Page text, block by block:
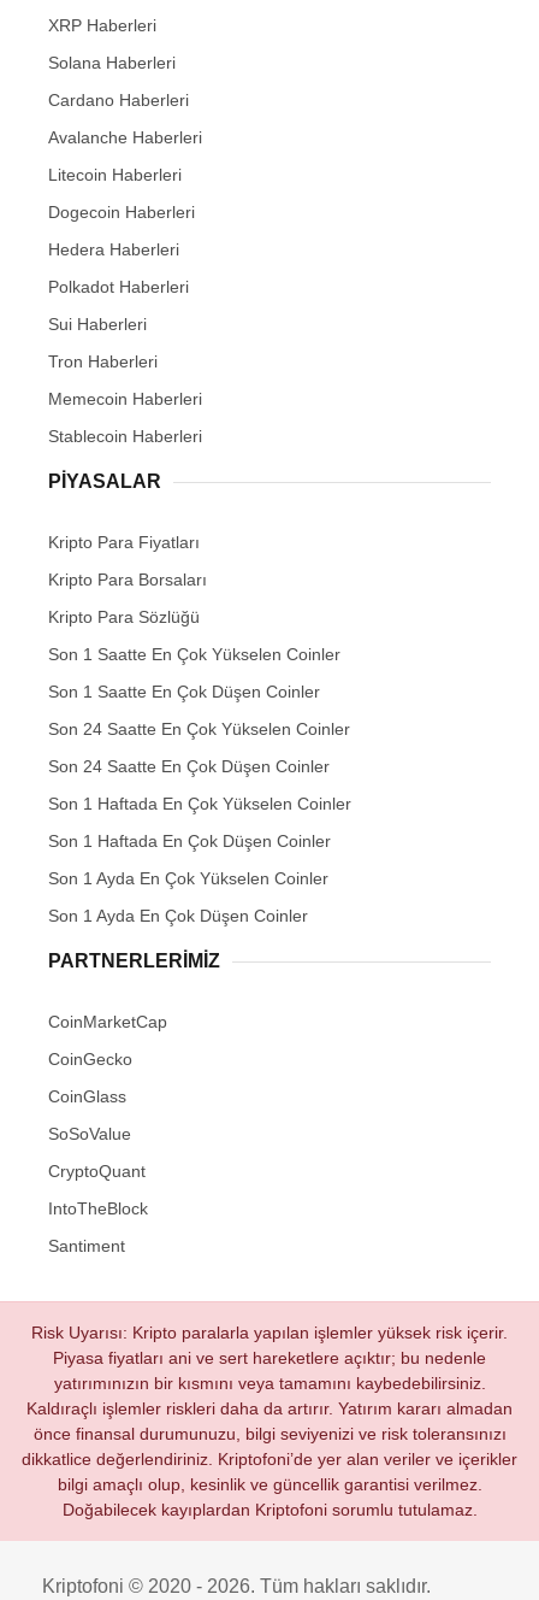
XRP Haberleri
Solana Haberleri
Cardano Haberleri
Avalanche Haberleri
Litecoin Haberleri
Dogecoin Haberleri
Hedera Haberleri
Polkadot Haberleri
Sui Haberleri
Tron Haberleri
Memecoin Haberleri
Stablecoin Haberleri
PIYASALAR
Kripto Para Fiyatları
Kripto Para Borsaları
Kripto Para Sözlüğü
Son 1 Saatte En Çok Yükselen Coinler
Son 1 Saatte En Çok Düşen Coinler
Son 24 Saatte En Çok Yükselen Coinler
Son 24 Saatte En Çok Düşen Coinler
Son 1 Haftada En Çok Yükselen Coinler
Son 1 Haftada En Çok Düşen Coinler
Son 1 Ayda En Çok Yükselen Coinler
Son 1 Ayda En Çok Düşen Coinler
PARTNERLERIMIZ
CoinMarketCap
CoinGecko
CoinGlass
SoSoValue
CryptoQuant
IntoTheBlock
Santiment
Risk Uyarısı: Kripto paralarla yapılan işlemler yüksek risk içerir.
Piyasa fiyatları ani ve sert hareketlere açıktır; bu nedenle
yatırımınızın bir kısmını veya tamamını kaybedebilirsiniz.
Kaldıraçlı işlemler riskleri daha da artırır. Yatırım kararı almadan
önce finansal durumunuzu, bilgi seviyenizi ve risk toleransınızı
dikkatlice değerlendiriniz. Kriptofoni’de yer alan veriler ve içerikler
bilgi amaçlı olup, kesinlik ve güncellik garantisi verilmez.
Doğabilecek kayıplardan Kriptofoni sorumlu tutulamaz.
Kriptofoni © 2020 - 2026. Tüm hakları saklıdır.